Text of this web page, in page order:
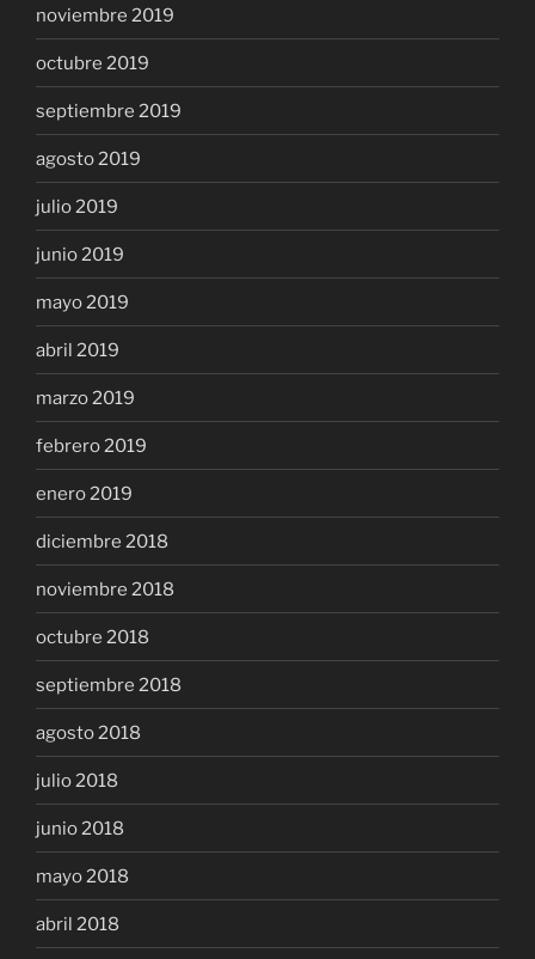
noviembre 2019
octubre 2019
septiembre 2019
agosto 2019
julio 2019
junio 2019
mayo 2019
abril 2019
marzo 2019
febrero 2019
enero 2019
diciembre 2018
noviembre 2018
octubre 2018
septiembre 2018
agosto 2018
julio 2018
junio 2018
mayo 2018
abril 2018